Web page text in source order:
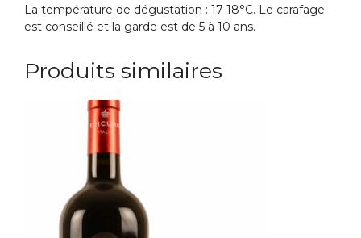
La température de dégustation : 17-18°C. Le carafage
est conseillé et la garde est de 5 à 10 ans.
Produits similaires